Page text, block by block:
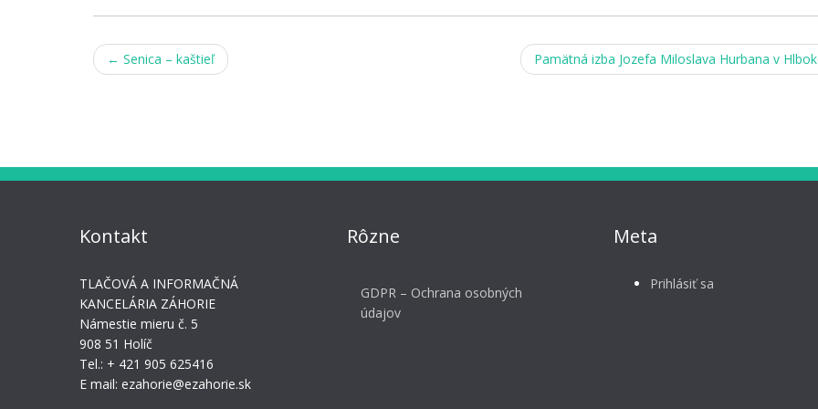
Post
← Senica – kaštieľ Pamätná izba Jozefa Miloslava Hurbana v
Kontakt
TLAČOVÁ A INFORMAČNÁ
KANCELÁRIA ZÁHORIE
Námestie mieru č. 5
908 51 Holíč
Tel.: + 421 905 625416
E mail: ezahorie@ezahorie.sk
Rôzne
GDPR – Ochrana osobných
údajov
Meta
Prihlásiť sa